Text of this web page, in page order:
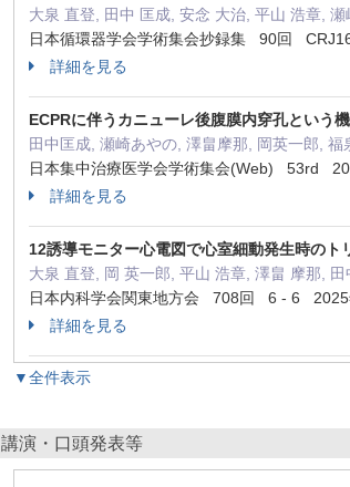
大泉 直登, 田中 匡成, 安念 大治, 平山 浩章,
日本循環器学会学術集会抄録集 90回
詳細を見る
ECPRに伴うカニューレ後腹膜内穿孔という
田中匡成, 瀬崎あやの, 澤畠摩那, 岡英一郎,
日本集中治療医学会学術集会(Web) 53rd
詳細を見る
12誘導モニター心電図で心室細動発生時の
大泉 直登, 岡 英一郎, 平山 浩章, 澤畠 摩那,
日本内科学会関東地方会 708回 6 - 6 2025
詳細を見る
▼全件表示
講演・口頭発表等